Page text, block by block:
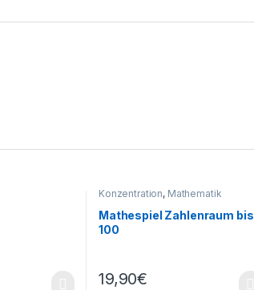
Konzentration, Mathematik
Mathespiel Zahlenraum bis
100
19,90€